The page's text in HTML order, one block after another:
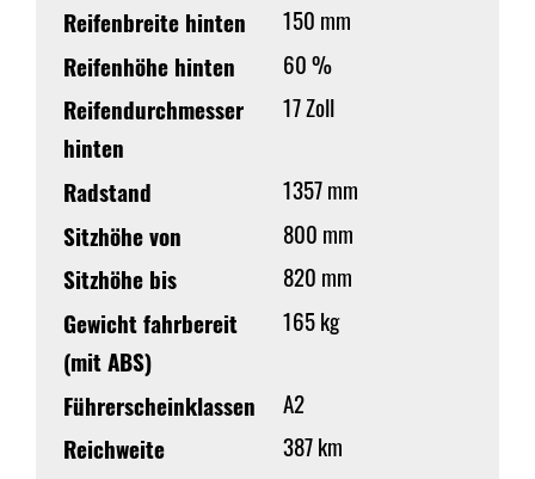
Reifenbreite hinten
150 mm
Reifenhöhe hinten
60 %
Reifendurchmesser
hinten
17 Zoll
Radstand
1357 mm
Sitzhöhe von
800 mm
Sitzhöhe bis
820 mm
Gewicht fahrbereit
(mit ABS)
165 kg
Führerscheinklassen
A2
Reichweite
387 km